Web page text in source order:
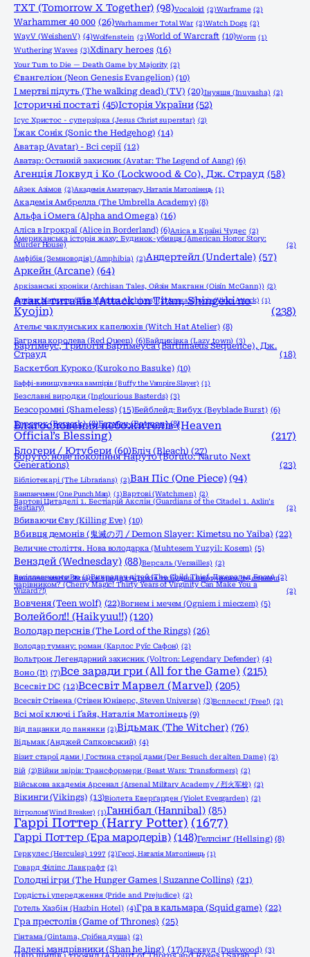
TXT (Tomorrow X Together) (98)Vocaloid (2)Warframe (2)
Warhammer 40 000 (26)Warhammer Total War (2)Watch Dogs (2)
WayV (WeishenV) (4)Wolfenstein (2)World of Warcraft (10)Worm (1)
Wuthering Waves (3)Xdinary heroes (16)
Your Turn to Die — Death Game by Majority (2)
Євангеліон (Neon Genesis Evangelion) (10)
І мертві підуть (The walking dead) (TV) (20)Інуяшя (Inuyasha) (2)
Історичні постаті (45)Історія України (52)
Ісус Христос - суперзірка (Jesus Christ superstar) (2)
Їжак Сонік (Sonic the Hedgehog) (14)
Аватар (Avatar) - Всі серії (12)
Аватар: Останній захисник (Avatar: The Legend of Aang) (6)
Агенція Локвуд і Кo (Lockwood & Co), Дж. Страуд (58)
Айзек Азімов (2)Академія Аматерасу, Наталія Матолінець (1)
Академія Амбрелла (The Umbrella Academy) (8)
Альфа і Омега (Alpha and Omega) (16)
Аліса в Ігрокраї (Alice in Borderland) (6)Аліса в Країні Чудес (2)
Американська історія жаху: Будинок-убивця (American Horror Story:
Murder House)
(2)
Амфібія (Земноводія) (Amphibia) (2)Андертейл (Undertale) (57)
Аркейн (Arcane) (64)
Аркізанські хроніки (Archisan Tales, Ойзін Макганн (Oisín McGann)) (2)
Архіви Маґнуса (The Magnus Archives) (2)Атака вірусів (Virus Attack) (1)
Атака титанів (Attack on Titan, Shingeki no
Kyojin)
(238)
Ательє чаклунських капелюхів (Witch Hat Atelier) (8)
Багряна королева (Red Queen) (6)Байдиківка (Lazy town) (3)
Бартімеус, Трилогія Бартімеуса (Bartimaeus Sequence), Дж.
Страуд
(18)
Баскетбол Куроко (Kuroko no Basuke) (10)
Баффі-винищувачка вампірів (Buffy the Vampire Slayer) (1)
Безславні виродки (Inglourious Basterds) (3)
Безсоромні (Shameless) (15)Бейблейд: Вибух (Beyblade Burst) (6)
Берсерк (Berserk) (8)Бетмен (Batman) (8)
Благословення небожителів (Heaven
Official’s Blessing)
(217)
Блогери / Ютубери (60)Бліч (Bleach) (27)
Боруто: нове покоління Наруто (Boruto: Naruto Next
Generations)
(23)
Бібліотекарі (The Librarians) (2)Ван Піс (One Piece) (94)
Ванпанчмен (One Punch Man) (1)Вартові (Watchmen) (2)
Вартові Цитаделі 1. Бестіарій Акслін (Guardians of the Citadel 1. Axlin’s
Bestiary)
(2)
Вбиваючи Єву (Killing Eve) (10)
Вбивця демонів (鬼滅の刃 / Demon Slayer: Kimetsu no Yaiba) (22)
Величне століття. Нова володарка (Muhtesem Yuzyil: Kosem) (5)
Венздей (Wednesday) (88)Версаль (Versailles) (2)
Весілля вченого Рю (1)Викрадач дітей (The Child Thief, Джеральд Бром) (2)
Вишнева магія! Якщо в тридцять років ти будеш цнотливим, то станеш
чарівником? (Cherry Magic! Thirty Years of Virginity Can Make You a
Wizard?!)
(2)
Вовченя (Teen wolf) (22)Вогнем і мечем (Ogniem i mieczem) (5)
Волейбол!! (Haikyuu!!) (120)
Володар перснів (The Lord of the Rings) (26)
Володар туману: роман (Карлос Руїс Сафон) (2)
Вольтрон: Легендарний захисник (Voltron: Legendary Defender) (4)
Воно (It) (7)Все заради гри (All for the Game) (215)
Всесвіт DC (12)Всесвіт Марвел (Marvel) (205)
Всесвіт Стівена (Стівен Юніверс, Steven Universe) (3)Всплеск! (Free!) (2)
Всі мої ключі і Ґайя, Наталія Матолінець (9)
Від пацанки до панянки (2)Відьмак (The Witcher) (76)
Відьмак (Анджей Сапковський) (4)
Візит старої дами | Гостина старої дами (Der Besuch der alten Dame) (2)
Вій (2)Війни звірів: Трансформери (Beast Wars: Transformers) (2)
Військова академія Арсенал (Arsenal Military Academy / 烈火军校) (2)
Вікинги (Vikings) (13)Віолета Еверґарден (Violet Evergarden) (2)
Вітролом(Wind Breaker) (1)Ганнібал (Hannibal) (85)
Гаррі Поттер (Harry Potter) (1677)
Гаррі Поттер (Ера мародерів) (148)Геллсінґ (Hellsing) (8)
Геркулес (Hercules) 1997 (2)Гессі, Наталія Матолінець (1)
Говард Філіпс Лавкрафт (2)
Голодні ігри (The Hunger Games | Suzanne Collins) (21)
Гордість і упередження (Pride and Prejudice) (2)
Готель Хазбін (Hazbin Hotel) (4)Гра в кальмара (Squid game) (22)
Гра престолів (Game of Thrones) (25)
Гінтама (Gintama, Срібна душа) (2)
Далекі мандрівники (Shan he ling) (17)Дасквуд (Duskwood) (3)